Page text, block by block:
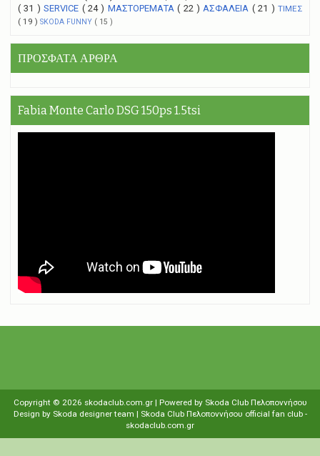
( 31 )SERVICE ( 24 ) ΜΑΣΤΟΡΕΜΑΤΑ( 22 ) ΑΣΦΑΛΕΙΑ ( 21 )ΤΙΜΕΣ
( 19 ) SKODA FUNNY ( 15 )
ΠΡΟΣΦΑΤΑ ΑΡΘΡΑ
Fabia Monte Carlo DSG 150ps 1.5tsi
Copyright © 2026 skodaclub.com.gr | Powered by Skoda Club Πελοποννήσου
Design by Skoda designer team | Skoda Club Πελοποννήσου οfficial fan club -
skodaclub.com.gr